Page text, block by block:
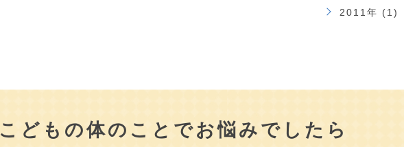
2011年 (1)
こどもの体のことでお悩みでしたら